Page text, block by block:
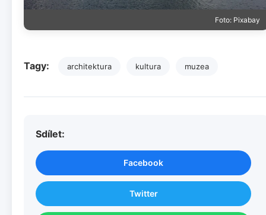
Foto: Pixabay
Tagy: architektura kultura muzea
Sdílet:
Facebook
Twitter